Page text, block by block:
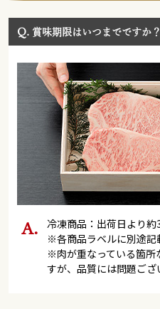
Q. 賞味期限はいつまでですか？
冷凍商品：出荷日より約
※各商品ラベルに別途記
※肉が重なっている箇所
すが、品質には問題ござ